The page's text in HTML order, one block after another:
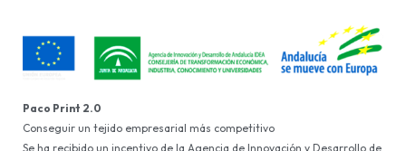
Paco Print 2.0
Conseguir un tejido empresarial más competitivo
Se ha recibido un incentivo de la Agencia de Innovación y Desarrollo de